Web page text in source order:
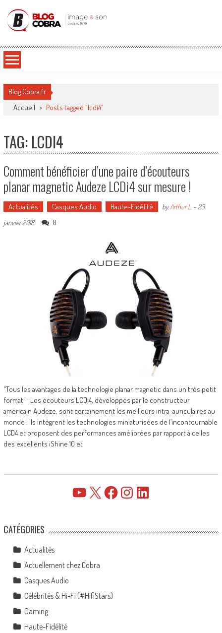
Blog Cobra
Blog Cobra.fr
Accueil > Posts tagged "lcdi4"
TAG: LCDI4
Comment bénéficier d’une paire d’écouteurs
planar magnetic Audeze LCDi4 sur mesure !
Actualités Casques Audio Haute-Fidélité byArthur L. - 23
janvier 2018
0
"Tous les avantages de la technologie planar magnetic dans un très petit
format" Les écouteurs LCDi4, développés par le constructeur
américain Audeze, sont certainement les meilleurs intra-auriculaires au
monde ! Ils intègrent les technologies miniaturisées de l’incontournable
LCD4 et proposent des performances améliorées par rapport à celles
des excellents iShine 10 et
YouTube FacebookInstagramLinkedIn
CATÉGORIES
Actualités
Actuellement chez Cobra
Casques Audio
Célébrités & Hi-Fi (#HifiStars)
Gaming
Haute-Fidélité